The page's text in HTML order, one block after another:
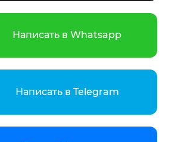
Написать в Whatsapp
Написать в Telegram